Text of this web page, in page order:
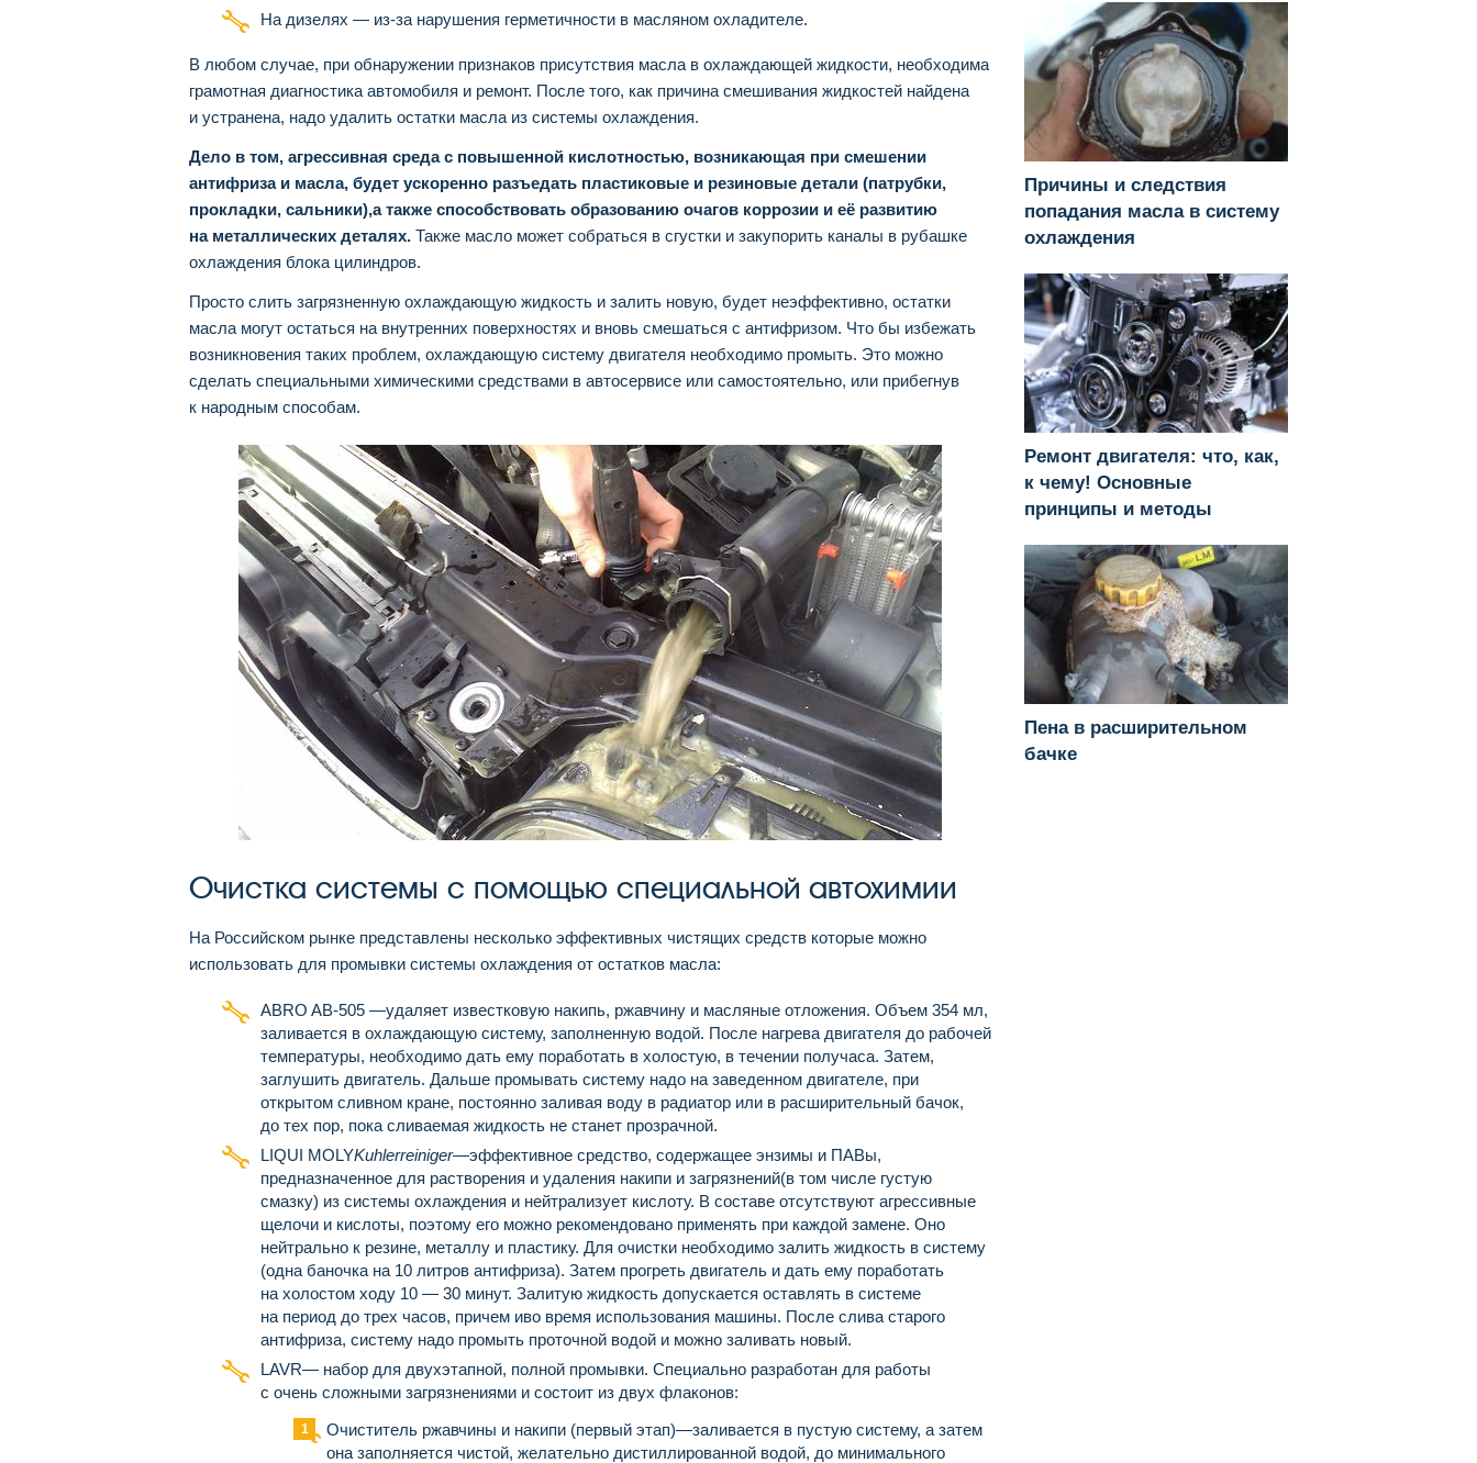
На дизелях — из-за нарушения герметичности в масляном охладителе.
В любом случае, при обнаружении признаков присутствия масла в охлаждающей жидкости, необходима
грамотная диагностика автомобиля и ремонт. После того, как причина смешивания жидкостей найдена
и устранена, надо удалить остатки масла из системы охлаждения.
Дело в том, агрессивная среда с повышенной кислотностью, возникающая при смешении
антифриза и масла, будет ускоренно разъедать пластиковые и резиновые детали (патрубки,
прокладки, сальники),а также способствовать образованию очагов коррозии и её развитию
на металлических деталях. Также масло может собраться в сгустки и закупорить каналы в рубашке
охлаждения блока цилиндров.
Просто слить загрязненную охлаждающую жидкость и залить новую, будет неэффективно, остатки
масла могут остаться на внутренних поверхностях и вновь смешаться с антифризом. Что бы избежать
возникновения таких проблем, охлаждающую систему двигателя необходимо промыть. Это можно
сделать специальными химическими средствами в автосервисе или самостоятельно, или прибегнув
к народным способам.
Очистка системы с помощью специальной автохимии
На Российском рынке представлены несколько эффективных чистящих средств которые можно
использовать для промывки системы охлаждения от остатков масла:
ABRO AB-505 —удаляет известковую накипь, ржавчину и масляные отложения. Объем 354 мл,
заливается в охлаждающую систему, заполненную водой. После нагрева двигателя до рабочей
температуры, необходимо дать ему поработать в холостую, в течении получаса. Затем,
заглушить двигатель. Дальше промывать систему надо на заведенном двигателе, при
открытом сливном кране, постоянно заливая воду в радиатор или в расширительный бачок,
до тех пор, пока сливаемая жидкость не станет прозрачной.
LIQUI MOLYKuhlerreiniger—эффективное средство, содержащее энзимы и ПАВы,
предназначенное для растворения и удаления накипи и загрязнений(в том числе густую
смазку) из системы охлаждения и нейтрализует кислоту. В составе отсутствуют агрессивные
щелочи и кислоты, поэтому его можно рекомендовано применять при каждой замене. Оно
нейтрально к резине, металлу и пластику. Для очистки необходимо залить жидкость в систему
(одна баночка на 10 литров антифриза). Затем прогреть двигатель и дать ему поработать
на холостом ходу 10 — 30 минут. Залитую жидкость допускается оставлять в системе
на период до трех часов, причем иво время использования машины. После слива старого
антифриза, систему надо промыть проточной водой и можно заливать новый.
LAVR— набор для двухэтапной, полной промывки. Специально разработан для работы
с очень сложными загрязнениями и состоит из двух флаконов:
Очиститель ржавчины и накипи (первый этап)—заливается в пустую систему, а затем
она заполняется чистой, желательно дистиллированной водой, до минимального
Причины и следствия
попадания масла в систему
охлаждения
Ремонт двигателя: что, как,
к чему! Основные
принципы и методы
Пена в расширительном
бачке